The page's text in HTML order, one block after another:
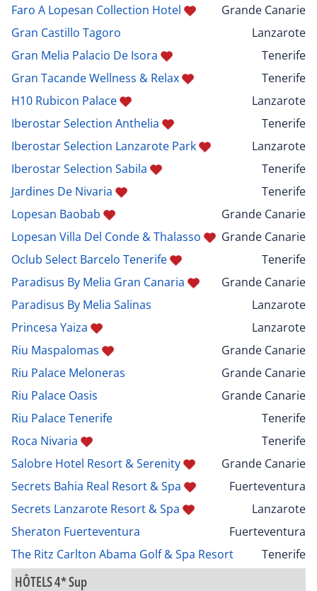
Faro A Lopesan Collection Hotel
Grande Canarie
Gran Castillo Tagoro
Lanzarote
Gran Melia Palacio De Isora
Tenerife
Gran Tacande Wellness & Relax
Tenerife
H10 Rubicon Palace
Lanzarote
Iberostar Selection Anthelia
Tenerife
Iberostar Selection Lanzarote Park
Lanzarote
Iberostar Selection Sabila
Tenerife
Jardines De Nivaria
Tenerife
Lopesan Baobab
Grande Canarie
Lopesan Villa Del Conde & Thalasso
Grande Canarie
Oclub Select Barcelo Tenerife
Tenerife
Paradisus By Melia Gran Canaria
Grande Canarie
Paradisus By Melia Salinas
Lanzarote
Princesa Yaiza
Lanzarote
Riu Maspalomas
Grande Canarie
Riu Palace Meloneras
Grande Canarie
Riu Palace Oasis
Grande Canarie
Riu Palace Tenerife
Tenerife
Roca Nivaria
Tenerife
Salobre Hotel Resort & Serenity
Grande Canarie
Secrets Bahia Real Resort & Spa
Fuerteventura
Secrets Lanzarote Resort & Spa
Lanzarote
Sheraton Fuerteventura
Fuerteventura
The Ritz Carlton Abama Golf & Spa Resort
Tenerife
HÔTELS 4* Sup